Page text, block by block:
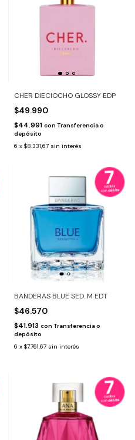
CHER DIECIOCHO GLOSSY EDP
$49.990
$44.991 con Transferencia o
depósito
6 x $8.331,67 sin interés
BANDERAS BLUE SED. M EDT
$46.570
$41.913 con Transferencia o
depósito
6 x $7.761,67 sin interés